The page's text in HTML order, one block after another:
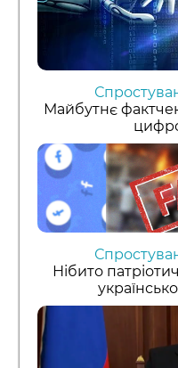
Майбутнє
Нібито